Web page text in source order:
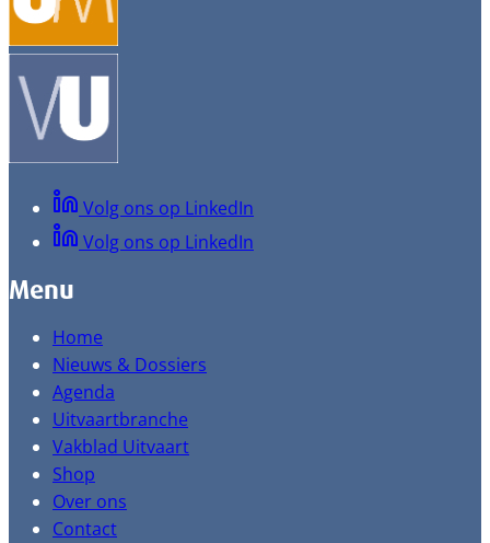
Volg ons op LinkedIn
Volg ons op LinkedIn
Menu
Home
Nieuws & Dossiers
Agenda
Uitvaartbranche
Vakblad Uitvaart
Shop
Over ons
Contact